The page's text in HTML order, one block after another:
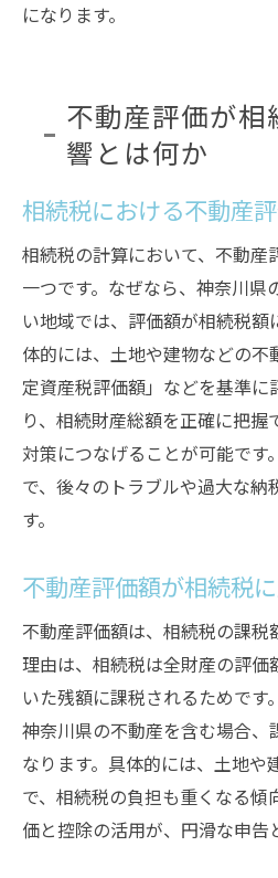
になります。
不動産評価が相
響とは何か
相続税における不動産
相続税の計算において、不動産
一つです。なぜなら、神奈川県
い地域では、評価額が相続税額
体的には、土地や建物などの
定資産税評価額」などを基準に
り、相続財産総額を正確に把握
対策につなげることが可能です
で、後々のトラブルや過大な納
す。
不動産評価額が相続税
不動産評価額は、相続税の課税
理由は、相続税は全財産の評価
いた残額に課税されるためです
神奈川県の不動産を含む場合、
なります。具体的には、土地や
で、相続税の負担も重くなる傾
価と控除の活用が、円滑な申告